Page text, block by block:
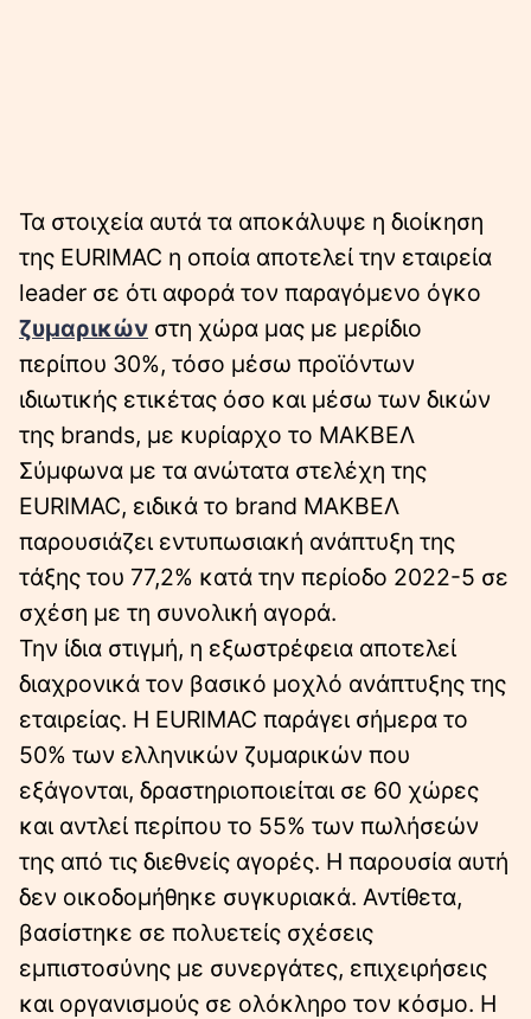
Τα στοιχεία αυτά τα αποκάλυψε η διοίκηση
της EURIMAC η οποία αποτελεί την εταιρεία
leader σε ότι αφορά τον παραγόμενο όγκο
ζυμαρικών στη χώρα μας με μερίδιο
περίπου 30%, τόσο μέσω προϊόντων
ιδιωτικής ετικέτας όσο και μέσω των δικών
της brands, με κυρίαρχο το ΜΑΚΒΕΛ
Σύμφωνα με τα ανώτατα στελέχη της
EURIMAC, ειδικά το brand ΜΑΚΒΕΛ
παρουσιάζει εντυπωσιακή ανάπτυξη της
τάξης του 77,2% κατά την περίοδο 2022-5 σε
σχέση με τη συνολική αγορά.
Την ίδια στιγμή, η εξωστρέφεια αποτελεί
διαχρονικά τον βασικό μοχλό ανάπτυξης της
εταιρείας. Η EURIMAC παράγει σήμερα το
50% των ελληνικών ζυμαρικών που
εξάγονται, δραστηριοποιείται σε 60 χώρες
και αντλεί περίπου το 55% των πωλήσεών
της από τις διεθνείς αγορές. Η παρουσία αυτή
δεν οικοδομήθηκε συγκυριακά. Αντίθετα,
βασίστηκε σε πολυετείς σχέσεις
εμπιστοσύνης με συνεργάτες, επιχειρήσεις
και οργανισμούς σε ολόκληρο τον κόσμο. Η